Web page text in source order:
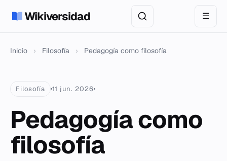
Wikiversidad ☰
Inicio › Filosofía › Pedagogía como filosofía
Filosofía 11 jun. 2026
Pedagogía como
filosofía